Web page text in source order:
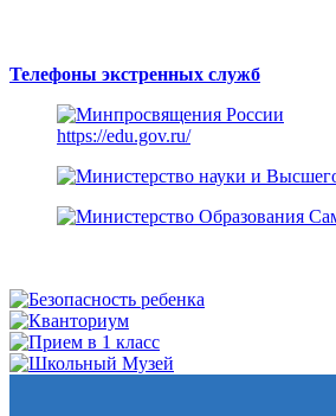
Телефоны экстренных служб
https://edu.gov.ru/